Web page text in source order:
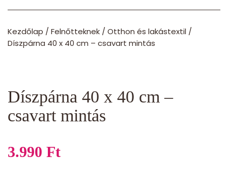
Kezdőlap /Felnőtteknek /Otthon és lakástextil /
Díszpárna 40 x 40 cm – csavart mintás
Díszpárna 40 x 40 cm –
csavart mintás
3.990 Ft